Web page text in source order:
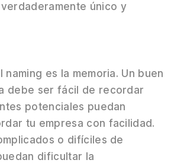
único y
es la memoria. Un buen
debe ser fácil de recordar
potenciales puedan
tu empresa con facilidad.
o difíciles de
dificultar la